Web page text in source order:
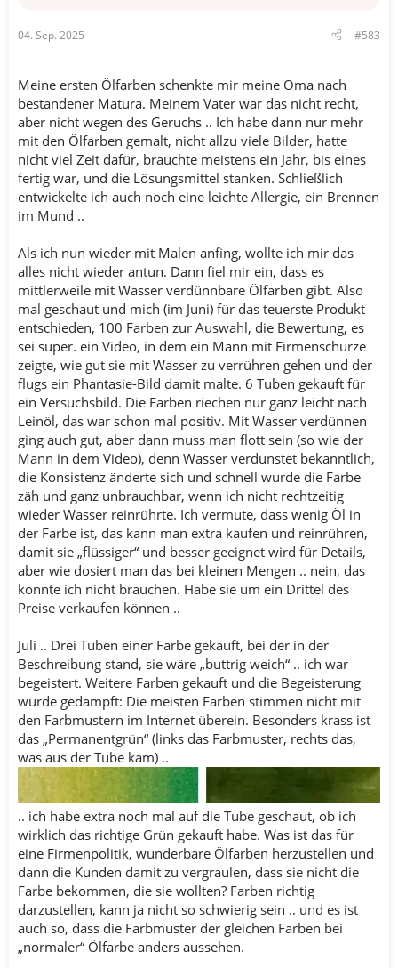
:
04. Sep. 2025 #583
Meine ersten Ölfarben schenkte mir meine Oma nach
bestandener Matura. Meinem Vater war das nicht recht,
aber nicht wegen des Geruchs .. Ich habe dann nur mehr
mit den Ölfarben gemalt, nicht allzu viele Bilder, hatte
nicht viel Zeit dafür, brauchte meistens ein Jahr, bis eines
fertig war, und die Lösungsmittel stanken. Schließlich
entwickelte ich auch noch eine leichte Allergie, ein Brennen
im Mund ..
Als ich nun wieder mit Malen anfing, wollte ich mir das
alles nicht wieder antun. Dann fiel mir ein, dass es
mittlerweile mit Wasser verdünnbare Ölfarben gibt. Also
mal geschaut und mich (im Juni) für das teuerste Produkt
entschieden, 100 Farben zur Auswahl, die Bewertung, es
sei super. ein Video, in dem ein Mann mit Firmenschürze
zeigte, wie gut sie mit Wasser zu verrühren gehen und der
flugs ein Phantasie-Bild damit malte. 6 Tuben gekauft für
ein Versuchsbild. Die Farben riechen nur ganz leicht nach
Leinöl, das war schon mal positiv. Mit Wasser verdünnen
ging auch gut, aber dann muss man flott sein (so wie der
Mann in dem Video), denn Wasser verdunstet bekanntlich,
die Konsistenz änderte sich und schnell wurde die Farbe
zäh und ganz unbrauchbar, wenn ich nicht rechtzeitig
wieder Wasser reinrührte. Ich vermute, dass wenig Öl in
der Farbe ist, das kann man extra kaufen und reinrühren,
damit sie „flüssiger“ und besser geeignet wird für Details,
aber wie dosiert man das bei kleinen Mengen .. nein, das
konnte ich nicht brauchen. Habe sie um ein Drittel des
Preise verkaufen können ..
Juli .. Drei Tuben einer Farbe gekauft, bei der in der
Beschreibung stand, sie wäre „buttrig weich“ .. ich war
begeistert. Weitere Farben gekauft und die Begeisterung
wurde gedämpft: Die meisten Farben stimmen nicht mit
den Farbmustern im Internet überein. Besonders krass ist
das „Permanentgrün“ (links das Farbmuster, rechts das,
was aus der Tube kam) ..
.. ich habe extra noch mal auf die Tube geschaut, ob ich
wirklich das richtige Grün gekauft habe. Was ist das für
eine Firmenpolitik, wunderbare Ölfarben herzustellen und
dann die Kunden damit zu vergraulen, dass sie nicht die
Farbe bekommen, die sie wollten? Farben richtig
darzustellen, kann ja nicht so schwierig sein .. und es ist
auch so, dass die Farbmuster der gleichen Farben bei
„normaler“ Ölfarbe anders aussehen.